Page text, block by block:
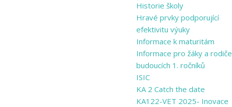
Historie školy
Hravé prvky podporující
efektivitu výuky
Informace k maturitám
Informace pro žáky a rodiče
budoucích 1. ročníků
ISIC
KA 2 Catch the date
KA122-VET 2025- Inovace